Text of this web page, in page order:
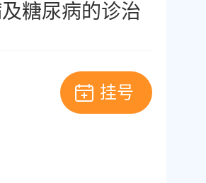
糖尿病的诊治
挂号